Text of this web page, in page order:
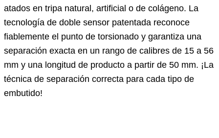
atados en tripa natural, artificial o de colágeno. La
tecnología de doble sensor patentada reconoce
fiablemente el punto de torsionado y garantiza una
separación exacta en un rango de calibres de 15 a 56
mm y una longitud de producto a partir de 50 mm. ¡La
técnica de separación correcta para cada tipo de
embutido!